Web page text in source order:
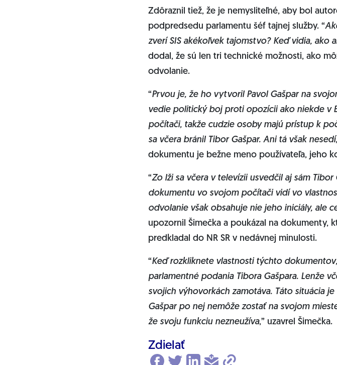
Zdôraznil tiež, že je nemysliteľné, aby bol
podpredsedu parlamentu šéf tajnej služby. “
zverí SIS akékoľvek tajomstvo? Keď vidia, ako
dodal, že sú len tri technické možnosti, ako
odvolanie.
“Prvou je, že ho vytvoril Pavol Gašpar na
vedie politický boj proti opozícii ako niekde v
počítači, takže cudzie osoby majú prístup k
sa včera bránil Tibor Gašpar. Ani tá však nesedí
dokumentu je bežne meno používateľa, jeho
“Zo lži sa včera v televízii usvedčil aj sám
dokumentu vo svojom počítači vidí vo
odvolanie však obsahuje nie jeho iniciály, ale
upozornil Šimečka a poukázal na dokumenty,
predkladal do NR SR v nedávnej minulosti.
“Keď rozkliknete vlastnosti týchto
parlamentné podania Tibora Gašpara. Lenže
svojich výhovorkách zamotáva. Táto situácia
Gašpar po nej nemôže zostať na svojom
že svoju funkciu nezneužíva,” uzavrel Šimečka.
Zdielať